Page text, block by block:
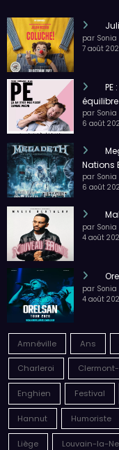
par Sonia
7 août
équilibre
par Sonia
6 août
Nations
par Sonia
6 août
par Sonia
4 août
par Sonia
4 août
Amnéville Ans
Charleroi
Enghien Festival
Hannut Humoriste
Liège Louvain-la-